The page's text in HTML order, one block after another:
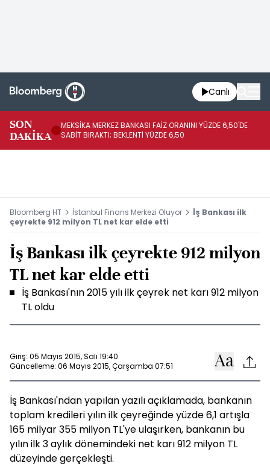
Canlı
SON
DAKİKA
MEKSİKA MERKEZ BANKASI FAİZ ORANINI YÜZDE 6,50'DE
SABİT BIRAKTI; BEKLENTİ YÜZDE 6,50
Bloomberg HT İstanbul Finans Merkezi Oluyor
İş Bankası ilk
çeyrekte 912 milyon TL net kar elde etti
İş Bankası ilk çeyrekte 912 milyon
TL net kar elde etti
İş Bankası'nın 2015 yılı ilk çeyrek net karı 912 milyon
TL oldu
Giriş: 05 Mayıs 2015, Salı 19:40
Güncelleme: 06 Mayıs 2015, Çarşamba 07:51
İş Bankası'ndan yapılan yazılı açıklamada, bankanın
toplam kredileri yılın ilk çeyreğinde yüzde 6,1 artışla
165 milyar 355 milyon TL'ye ulaşırken, bankanın bu
yılın ilk 3 aylık dönemindeki net karı 912 milyon TL
düzeyinde gerçekleşti.